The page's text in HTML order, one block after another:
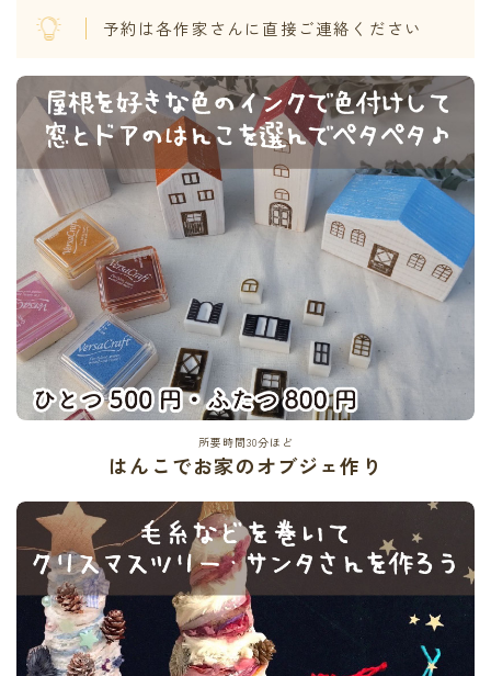
予約は各作家さんに直接ご連絡ください
所要時間30分ほど
はんこでお家のオブジェ作り